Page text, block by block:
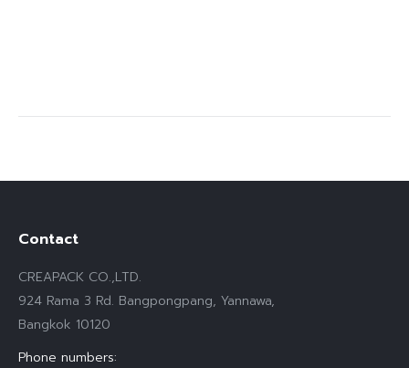
Contact
CREAPACK CO.,LTD.
924 Rama 3 Rd. Bangpongpang, Yannawa,
Bangkok 10120
Phone numbers: